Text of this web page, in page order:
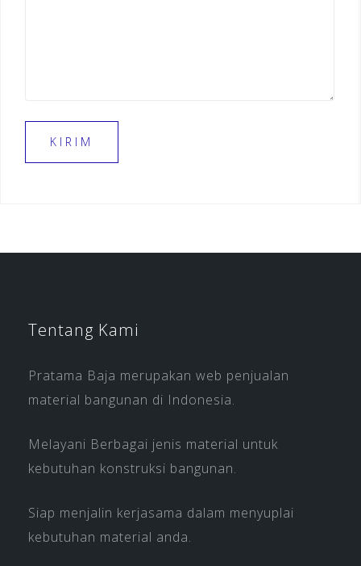
Tentang Kami
Pratama Baja merupakan web penjualan
material bangunan di Indonesia.
Melayani Berbagai jenis material untuk
kebutuhan konstruksi bangunan.
Siap menjalin kerjasama dalam menyuplai
kebutuhan material anda.